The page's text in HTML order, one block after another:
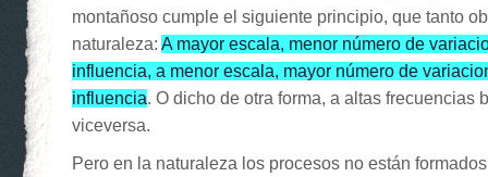
montañoso cumple el siguiente principio, que tanto
naturaleza: A mayor escala, menor número de
influencia, a menor escala, mayor número de
influencia. O dicho de otra forma, a altas frecuencias
viceversa.
Pero en la naturaleza los procesos no están